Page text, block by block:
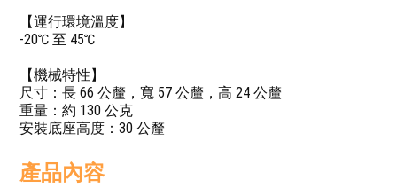
【運行環境溫度】
-20℃ 至 45℃
【機械特性】
尺寸：長 66 公釐，寬 57 公釐，高 24 公釐
重量：約 130 公克
安裝底座高度：30 公釐
產品內容